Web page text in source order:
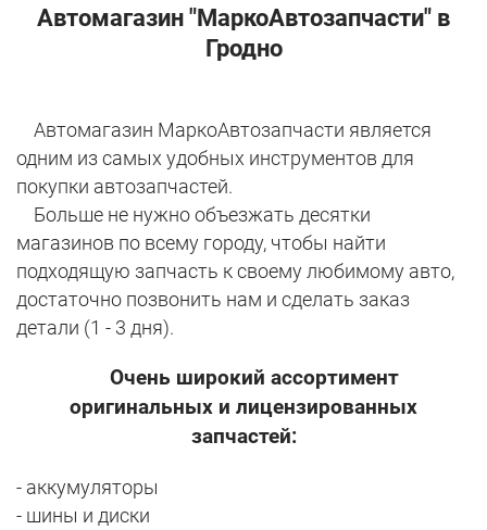
Автомагазин "МаркоАвтозапчасти" в
Гродно
Автомагазин МаркоАвтозапчасти является
одним из самых удобных инструментов для
покупки автозапчастей.
Больше не нужно объезжать десятки
магазинов по всему городу, чтобы найти
подходящую запчасть к своему любимому авто,
достаточно позвонить нам и сделать заказ
детали (1 - 3 дня).
Очень широкий ассортимент
оригинальных и лицензированных
запчастей:
- аккумуляторы
- шины и диски